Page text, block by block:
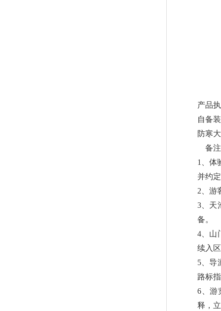
产品
自备
防寒
备注
1、体
并约
2、游
3、天
备。
4、山
续入
5、导
路标
6、游
释，